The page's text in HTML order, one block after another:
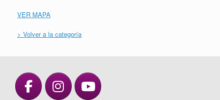
VER MAPA
> Volver a la categoría